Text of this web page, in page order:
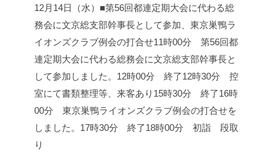
12月14日（水）■第56回都連定期大会に代わる総
務会に文京総支部幹事長として参加、東京巣鴨ラ
イオンズクラブ例会の打合せ11時00分 第56回都
連定期大会に代わる総務会に文京総支部幹事長と
して参加しました。 12時00分 終了12時30分 控
室にて書類整理等、来客あり 15時30分 終了16時
00分 東京巣鴨ライオンズクラブ例会の打合せを
しました。 17時30分 終了18時00分 初詣 段取
り